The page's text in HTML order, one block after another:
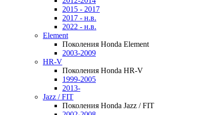
2015 - 2017
2017 - н.в.
2022 - н.в.
Element
Поколения Honda Element
2003-2009
HR-V
Поколения Honda HR-V
1999-2005
2013-
Jazz / FIT
Поколения Honda Jazz / FIT